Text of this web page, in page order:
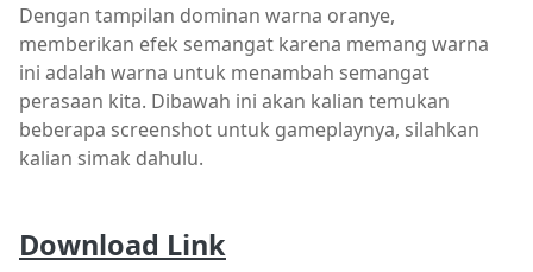
Dengan tampilan dominan warna oranye,
memberikan efek semangat karena memang warna
ini adalah warna untuk menambah semangat
perasaan kita. Dibawah ini akan kalian temukan
beberapa screenshot untuk gameplaynya, silahkan
kalian simak dahulu.
Download Link